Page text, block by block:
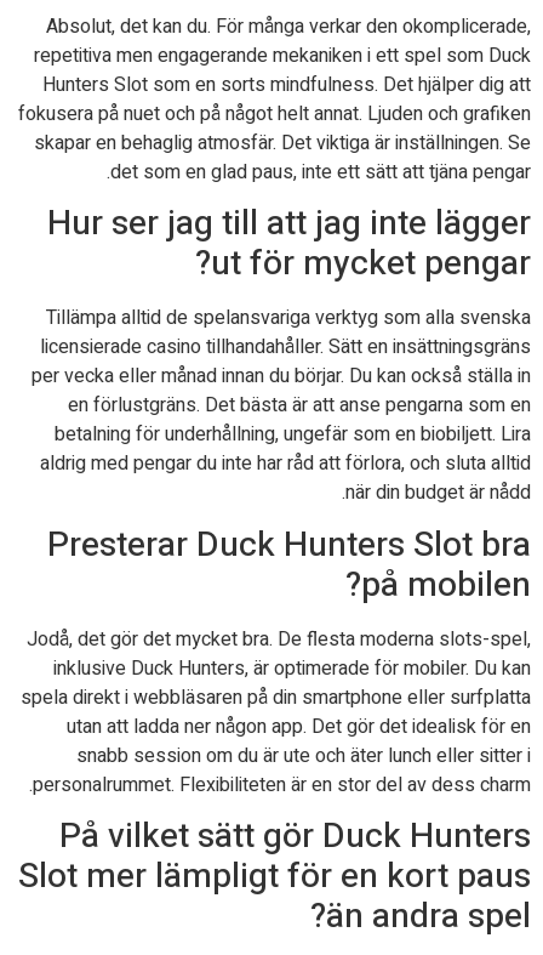
Absolut, det kan du. För många verkar den okomplicerade,
repetitiva men engagerande mekaniken i ett spel som Duck
Hunters Slot som en sorts mindfulness. Det hjälper dig att
fokusera på nuet och på något helt annat. Ljuden och grafiken
skapar en behaglig atmosfär. Det viktiga är inställningen. Se
det som en glad paus, inte ett sätt att tjäna pengar.
Hur ser jag till att jag inte lägger
ut för mycket pengar?
Tillämpa alltid de spelansvariga verktyg som alla svenska
licensierade casino tillhandahåller. Sätt en insättningsgräns
per vecka eller månad innan du börjar. Du kan också ställa in
en förlustgräns. Det bästa är att anse pengarna som en
betalning för underhållning, ungefär som en biobiljett. Lira
aldrig med pengar du inte har råd att förlora, och sluta alltid
när din budget är nådd.
Presterar Duck Hunters Slot bra
på mobilen?
Jodå, det gör det mycket bra. De flesta moderna slots-spel,
inklusive Duck Hunters, är optimerade för mobiler. Du kan
spela direkt i webbläsaren på din smartphone eller surfplatta
utan att ladda ner någon app. Det gör det idealisk för en
snabb session om du är ute och äter lunch eller sitter i
personalrummet. Flexibiliteten är en stor del av dess charm.
På vilket sätt gör Duck Hunters
Slot mer lämpligt för en kort paus
än andra spel?